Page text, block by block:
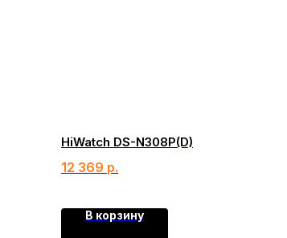
HiWatch DS-N308P(D)
12 369 р.
В корзину